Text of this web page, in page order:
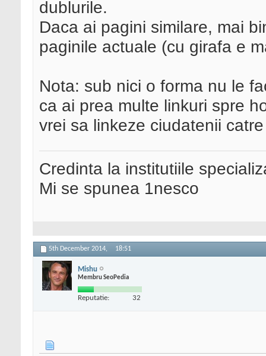
dublurile.
Daca ai pagini similare, mai
paginile actuale (cu girafa e
Nota: sub nici o forma nu le
ca ai prea multe linkuri spre
vrei sa linkeze ciudatenii
Credinta la institutiile
Mi se spunea 1nesco
5th December 2014, 18:51
Mishu
Membru SeoPedia
Reputatie: 32